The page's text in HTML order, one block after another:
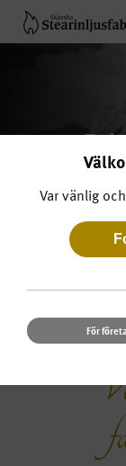
Var vänlig
För